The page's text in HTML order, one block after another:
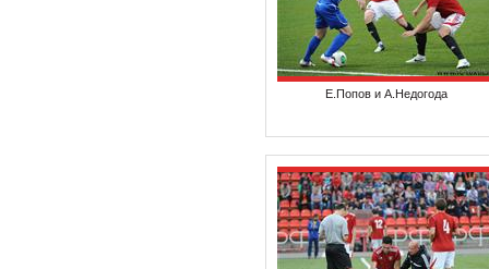
Е.Попов и А.Недогода